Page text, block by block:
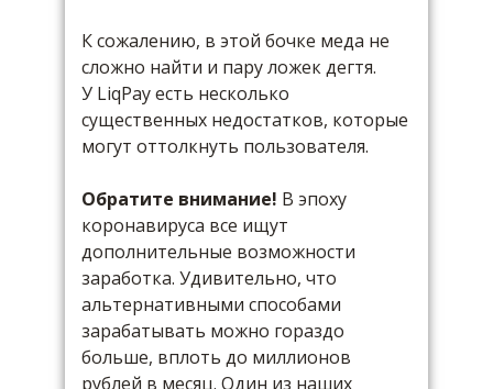
К сожалению, в этой бочке меда не
сложно найти и пару ложек дегтя.
У LiqPay есть несколько
существенных недостатков, которые
могут оттолкнуть пользователя.
Обратите внимание! В эпоху
коронавируса все ищут
дополнительные возможности
заработка. Удивительно, что
альтернативными способами
зарабатывать можно гораздо
больше, вплоть до миллионов
рублей в месяц. Один из наших